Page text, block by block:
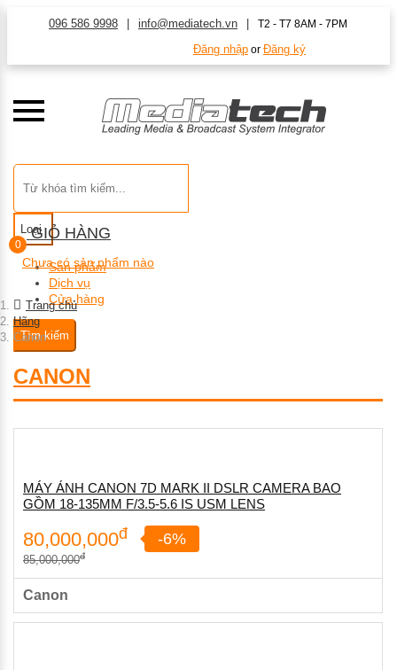
096 586 9998 info@mediatech.vn T2 - T7 8AM - 7PM
Đăng nhập or Đăng ký
Loại
Sản phẩm
Dịch vụ
Cửa hàng
Tìm kiếm
0
GIỎ HÀNG
Chưa có sản phẩm nào
Trang chủ
Hãng
Canon
CANON
MÁY ẢNH CANON 7D MARK II DSLR CAMERA BAO
GỒM 18-135MM F/3.5-5.6 IS USM LENS
80,000,000đ
85,000,000đ
-6%
Canon